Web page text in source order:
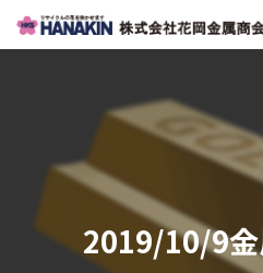
2019/10/9